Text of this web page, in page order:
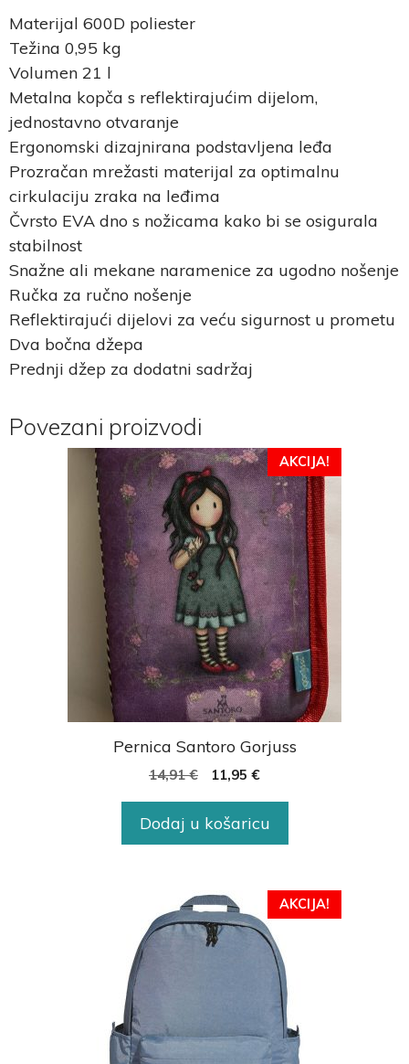
Materijal 600D poliester
Težina 0,95 kg
Volumen 21 l
Metalna kopča s reflektirajućim dijelom,
jednostavno otvaranje
Ergonomski dizajnirana podstavljena leđa
Prozračan mrežasti materijal za optimalnu
cirkulaciju zraka na leđima
Čvrsto EVA dno s nožicama kako bi se osigurala
stabilnost
Snažne ali mekane naramenice za ugodno nošenje
Ručka za ručno nošenje
Reflektirajući dijelovi za veću sigurnost u prometu
Dva bočna džepa
Prednji džep za dodatni sadržaj
Povezani proizvodi
AKCIJA!
Pernica Santoro Gorjuss
14,91€ 11,95 €
Dodaj u košaricu
AKCIJA!